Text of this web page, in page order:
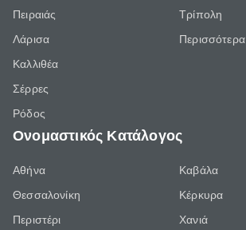
Πειραιάς
Λάρισα
Καλλιθέα
Σέρρες
Ρόδος
Τρίπολη
Περισσότερα
Ονομαστικός Κατάλογος
Αθήνα
Θεσσαλονίκη
Περιστέρι
Καβάλα
Κέρκυρα
Χανιά